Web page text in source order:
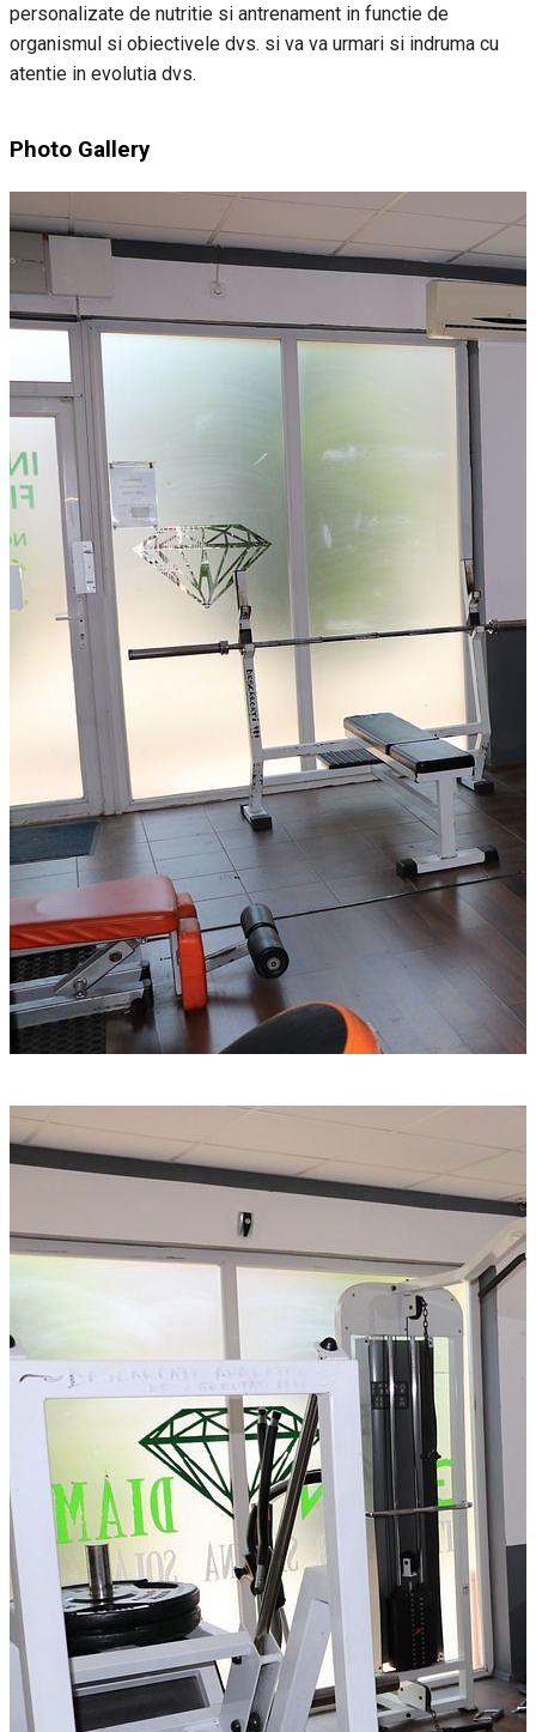
personalizate de nutritie si antrenament in functie de
organismul si obiectivele dvs. si va va urmari si indruma cu
atentie in evolutia dvs.
Photo Gallery